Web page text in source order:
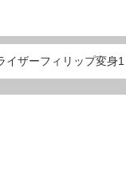
イザーフィリップ変身1